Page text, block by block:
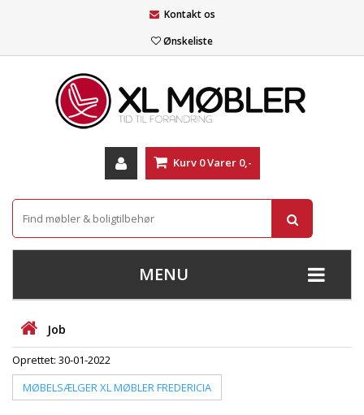
Kontakt os
Ønskeliste
Kurv 0Varer 0,-
MENU
+
STUE
SPISESTUE
Job
Oprettet: 30-01-2022
MØBELSÆLGER XL MØBLER FREDERICIA